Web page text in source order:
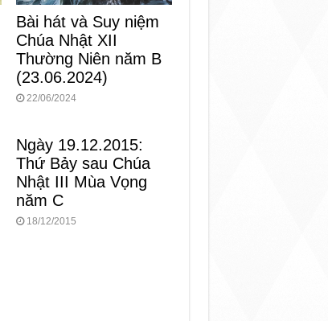
Bài hát và Suy niệm
Chúa Nhật XII
Thường Niên năm B
(23.06.2024)
22/06/2024
Ngày 19.12.2015:
Thứ Bảy sau Chúa
Nhật III Mùa Vọng
năm C
18/12/2015